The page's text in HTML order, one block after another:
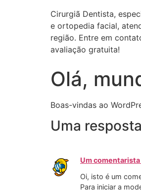
Cirurgiã Dentista,
e ortopedia facial,
região. Entre em
avaliação gratuita!
Olá,
Boas-vindas ao
Uma resposta
Um
Oi, isto é um
Para iniciar a